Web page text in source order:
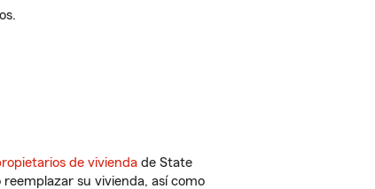
de vivienda de State
su vivienda, así como